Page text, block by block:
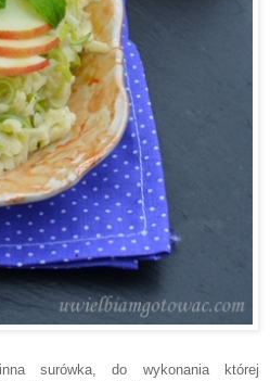
surówka, do wykonania której